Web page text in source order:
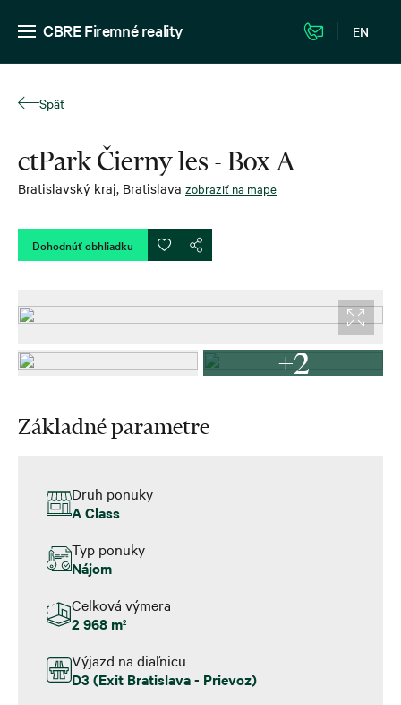
CBRE Firemné reality EN
Späť
ctPark Čierny les - Box A
Bratislavský kraj, Bratislava zobraziť na mape
Dohodnúť obhliadku
+2
Základné parametre
Druh ponuky
A Class
Typ ponuky
Nájom
Celková výmera
2 968 m2
Výjazd na diaľnicu
D3 (Exit Bratislava - Prievoz)